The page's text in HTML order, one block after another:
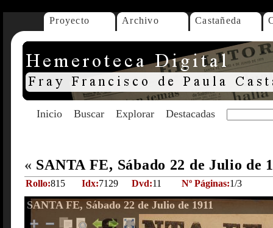
Proyecto Archivo Castañeda
Inicio Buscar Explorar Destacadas
« SANTA FE, Sábado 22 de Julio de
Rollo:815 Idx:7129 Dvd:11 Nº Páginas:1/3
SANTA FE, Sábado 22 de Julio de 1911